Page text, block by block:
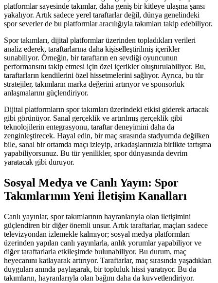
platformlar sayesinde takımlar, daha geniş bir kitleye ulaşma şansı
yakalıyor. Artık sadece yerel taraftarlar değil, dünya genelindeki
spor severler de bu platformlar aracılığıyla takımları takip edebiliyor.
Spor takımları, dijital platformlar üzerinden topladıkları verileri
analiz ederek, taraftarlarına daha kişiselleştirilmiş içerikler
sunabiliyor. Örneğin, bir taraftarın en sevdiği oyuncunun
performansını takip etmesi için özel içerikler oluşturulabiliyor. Bu,
taraftarların kendilerini özel hissetmelerini sağlıyor. Ayrıca, bu tür
stratejiler, takımların marka değerini artırıyor ve sponsorluk
anlaşmalarını güçlendiriyor.
Dijital platformların spor takımları üzerindeki etkisi giderek artacak
gibi görünüyor. Sanal gerçeklik ve artırılmış gerçeklik gibi
teknolojilerin entegrasyonu, taraftar deneyimini daha da
zenginleştirecek. Hayal edin, bir maç sırasında stadyumda değilken
bile, sanal bir ortamda maçı izleyip, arkadaşlarınızla birlikte tartışma
yapabiliyorsunuz. Bu tür yenilikler, spor dünyasında devrim
yaratacak gibi duruyor.
Sosyal Medya ve Canlı Yayın: Spor
Takımlarının Yeni İletişim Kanalları
Canlı yayınlar, spor takımlarının hayranlarıyla olan iletişimini
güçlendiren bir diğer önemli unsur. Artık taraftarlar, maçları sadece
televizyondan izlemekle kalmıyor; sosyal medya platformları
üzerinden yapılan canlı yayınlarla, anlık yorumlar yapabiliyor ve
diğer taraftarlarla etkileşimde bulunabiliyor. Bu durum, maç
heyecanını katlayarak artırıyor. Taraftarlar, maç sırasında yaşadıkları
duyguları anında paylaşarak, bir topluluk hissi yaratıyor. Bu da
takımların, hayranlarıyla olan bağını daha da kuvvetlendiriyor.